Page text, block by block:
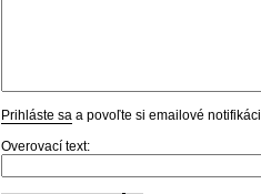
Prihláste sa a povoľte si emailové
Overovací text: